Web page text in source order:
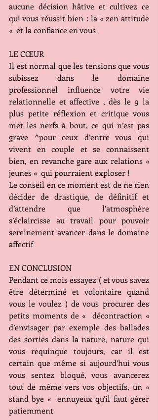
aucune décision hâtive et cultivez ce
qui vous réussit bien : la « zen attitude
«  et la confiance en vous
LE CŒUR
Il est normal que les tensions que vous
subissez dans le domaine
professionnel influence votre vie
relationnelle et affective , dès le 9 la
plus petite réflexion et critique vous
met les nerfs à bout, ce qui n’est pas
grave ^pour ceux d’entre vous qui
vivent en couple et se connaissent
bien, en revanche gare aux relations «
jeunes «  qui pourraient exploser !
Le conseil en ce moment est de ne rien
décider de drastique, de définitif et
d’attendre que l’atmosphère
s’éclaircisse au travail pour pouvoir
sereinement avancer dans le domaine
affectif
EN CONCLUSION
Pendant ce mois essayez ( et vous savez
être déterminé et volontaire quand
vous le voulez ) de vous procurer des
petits moments de «  décontraction «
d’envisager par exemple des ballades
des sorties dans la nature, nature qui
vous requinque toujours, car il est
certain que même si aujourd’hui vous
vous sentez bloqué, vous avancerez
tout de même vers vos objectifs, un «
stand bye «  ennuyeux qu’il faut gérer
patiemment